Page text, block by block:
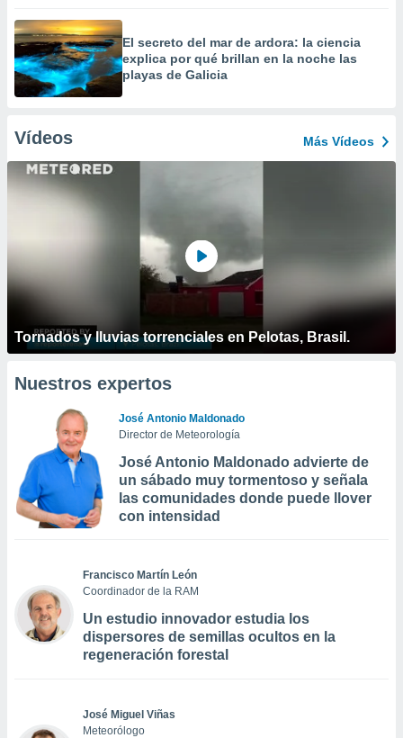
El secreto del mar de ardora: la ciencia
explica por qué brillan en la noche las
playas de Galicia
Vídeos Más Vídeos
Tornados y lluvias torrenciales en Pelotas, Brasil.
Nuestros expertos
José Antonio Maldonado
Director de Meteorología
José Antonio Maldonado advierte de
un sábado muy tormentoso y señala
las comunidades donde puede llover
con intensidad
Francisco Martín León
Coordinador de la RAM
Un estudio innovador estudia los
dispersores de semillas ocultos en la
regeneración forestal
José Miguel Viñas
Meteorólogo